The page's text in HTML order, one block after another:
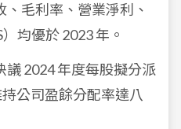
毛利率、營業淨利、
均優於 2023 年。
議 2024 年度每股擬分派
公司盈餘分配率達八